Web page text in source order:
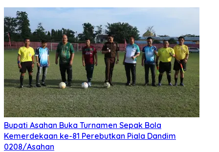
Bupati Asahan Buka Turnamen Sepak Bola
Kemerdekaan ke-81 Perebutkan Piala Dandim
0208/Asahan